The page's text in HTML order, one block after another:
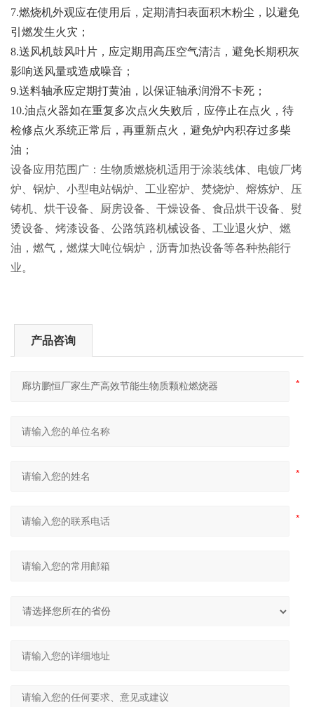
7.燃烧机外观应在使用后，定期清扫表面积木粉尘，以避免
引燃发生火灾；
8.送风机鼓风叶片，应定期用高压空气清洁，避免长期积灰
影响送风量或造成噪音；
9.送料轴承应定期打黄油，以保证轴承润滑不卡死；
10.油点火器如在重复多次点火失败后，应停止在点火，待
检修点火系统正常后，再重新点火，避免炉内积存过多柴
油；
设备应用范围广：生物质燃烧机适用于涂装线体、电镀厂烤
炉、锅炉、小型电站锅炉、工业窑炉、焚烧炉、熔炼炉、压
铸机、烘干设备、厨房设备、干燥设备、食品烘干设备、熨
烫设备、烤漆设备、公路筑路机械设备、工业退火炉、燃
油，燃气，燃煤大吨位锅炉，沥青加热设备等各种热能行
业。
产品咨询